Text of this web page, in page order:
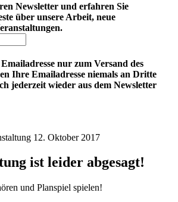
Newsletter und erfahren Sie
über unsere Arbeit, neue
nur zum Versand des
Ihre Emailadresse niemals an Dritte
jederzeit wieder aus dem Newsletter
12. Oktober 2017
ist leider abgesagt!
und Planspiel spielen!